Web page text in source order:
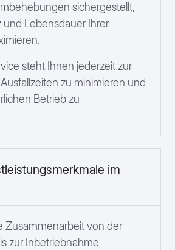
sichergestellt,
und Lebensdauer Ihrer
steht Ihnen jederzeit zur
zu minimieren und
Betrieb zu
im
Zusammenarbeit von der
zur Inbetriebnahme